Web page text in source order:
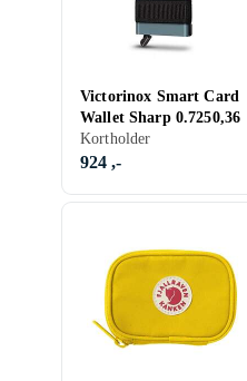
Victorinox Smart Card
Wallet Sharp 0.7250,36
Kortholder
924 ,-